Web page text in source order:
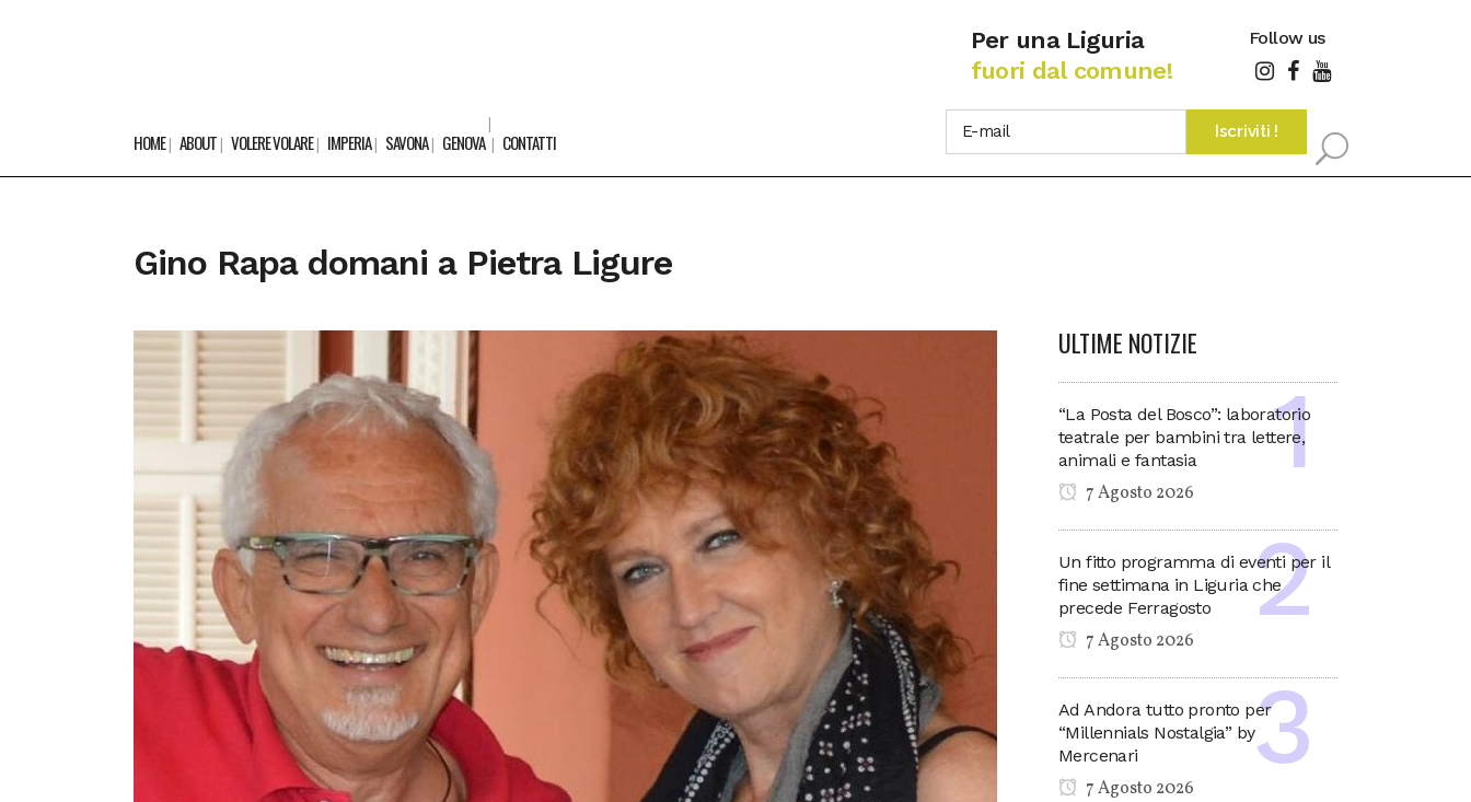
Per una Liguria
fuori dal comune!
Follow us
HOME ABOUT VOLERE VOLARE IMPERIA SAVONA GENOVA CONTATTI
Gino Rapa domani a Pietra Ligure
ULTIME NOTIZIE
“La Posta del Bosco”: laboratorio
teatrale per bambini tra lettere,
animali e fantasia
7 Agosto 2026
Un fitto programma di eventi per il
fine settimana in Liguria che
precede Ferragosto
7 Agosto 2026
Ad Andora tutto pronto per
“Millennials Nostalgia” by
Mercenari
7 Agosto 2026